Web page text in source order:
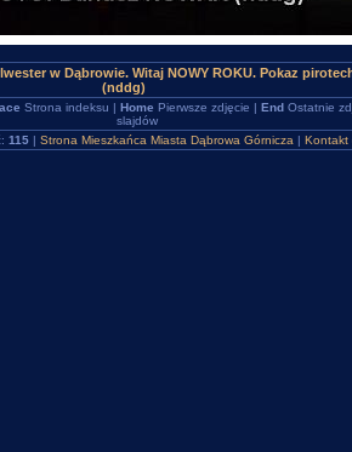
w Dąbrowie. Witaj NOWY ROKU. Pokaz
(nddg)
Strona indeksu | Home Pierwsze zdjęcie | EndOstatnie
slajdów
115| Strona Mieszkańca Miasta Dąbrowa Górnicza | Kontakt